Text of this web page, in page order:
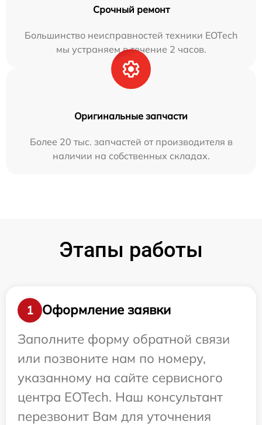
Срочный ремонт
Большинство неисправностей техники EOTech
мы устраняем в течение 2 часов.
Оригинальные запчасти
Более 20 тыс. запчастей от производителя в
наличии на собственных складах.
Этапы работы
1
Оформление заявки
Заполните форму обратной связи
или позвоните нам по номеру,
указанному на сайте сервисного
центра EOTech. Наш консультант
перезвонит Вам для уточнения